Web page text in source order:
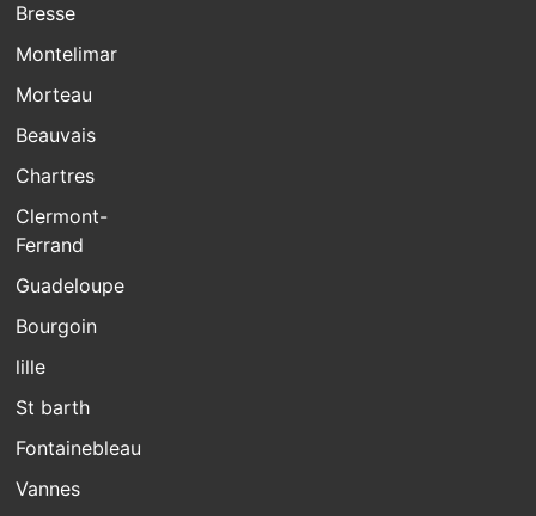
Bresse
Montelimar
Morteau
Beauvais
Chartres
Clermont-
Ferrand
Guadeloupe
Bourgoin
lille
St barth
Fontainebleau
Vannes